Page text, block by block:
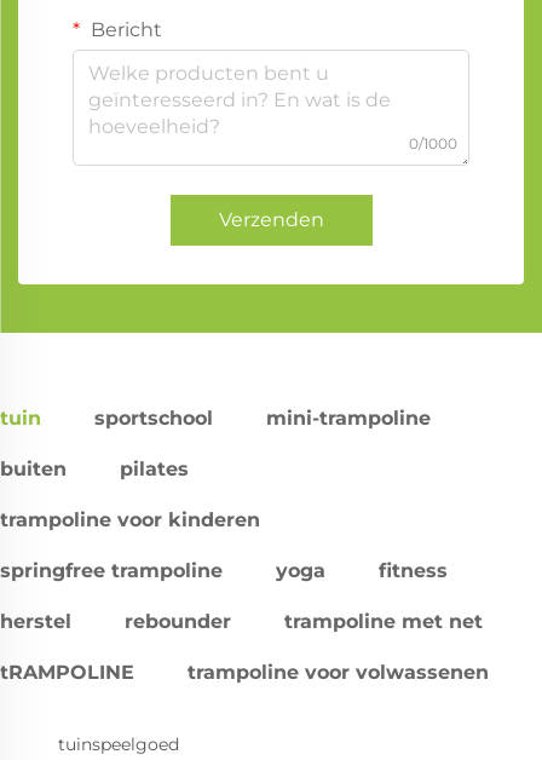
Bericht
0/1000
Verzenden
tuin sportschool mini-trampoline
buiten pilates
trampoline voor kinderen
springfree trampoline yoga fitness
herstel rebounder trampoline met net
tRAMPOLINE trampoline voor volwassenen
tuinspeelgoed